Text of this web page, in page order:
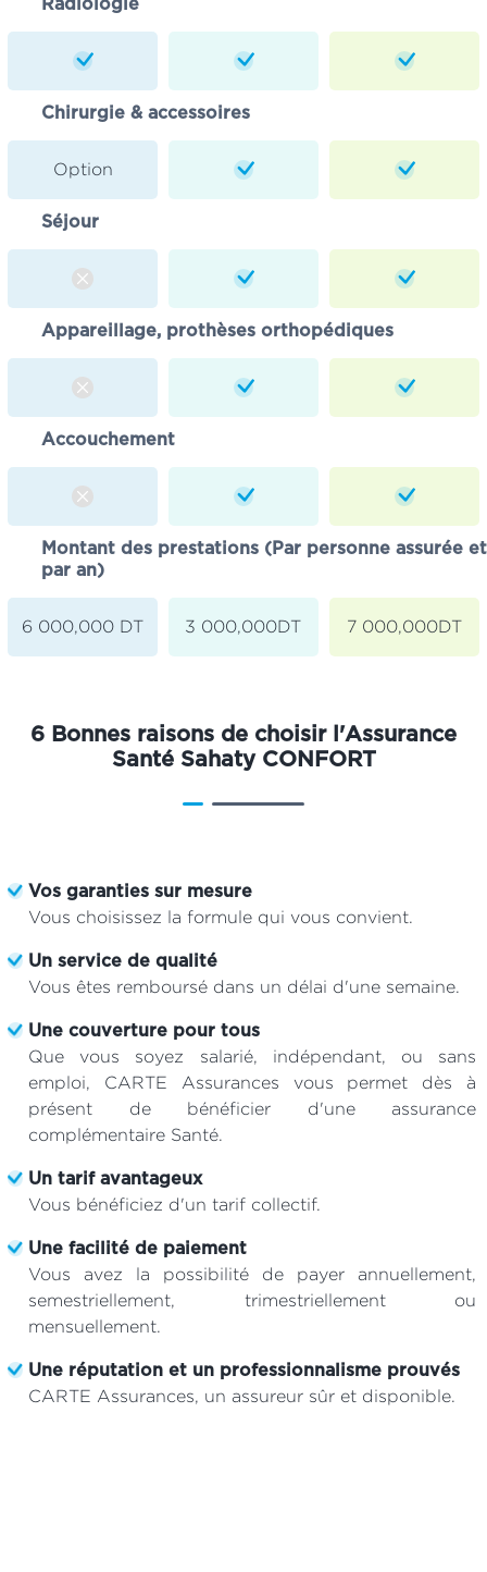
Radiologie
Chirurgie & accessoires
Option
Séjour
Appareillage, prothèses orthopédiques
Accouchement
Montant des prestations (Par personne assurée et
par an)
6 000,000 DT 3 000,000DT 7 000,000DT
6 Bonnes raisons de choisir l'Assurance
Santé Sahaty CONFORT
Vos garanties sur mesure
Vous choisissez la formule qui vous convient.
Un service de qualité
Vous êtes remboursé dans un délai d'une semaine.
Une couverture pour tous
Que vous soyez salarié, indépendant, ou sans
emploi, CARTE Assurances vous permet dès à
présent de bénéficier d'une assurance
complémentaire Santé.
Un tarif avantageux
Vous bénéficiez d'un tarif collectif.
Une facilité de paiement
Vous avez la possibilité de payer annuellement,
semestriellement, trimestriellement ou
mensuellement.
Une réputation et un professionnalisme prouvés
CARTE Assurances, un assureur sûr et disponible.